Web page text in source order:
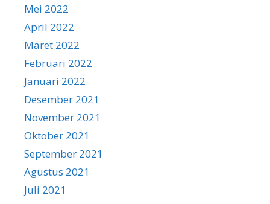
Mei 2022
April 2022
Maret 2022
Februari 2022
Januari 2022
Desember 2021
November 2021
Oktober 2021
September 2021
Agustus 2021
Juli 2021